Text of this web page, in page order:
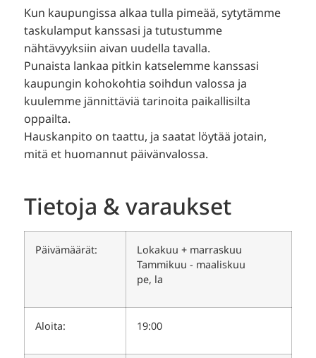
Kun kaupungissa alkaa tulla pimeää, sytytämme
taskulamput kanssasi ja tutustumme
nähtävyyksiin aivan uudella tavalla.
Punaista lankaa pitkin katselemme kanssasi
kaupungin kohokohtia soihdun valossa ja
kuulemme jännittäviä tarinoita paikallisilta
oppailta.
Hauskanpito on taattu, ja saatat löytää jotain,
mitä et huomannut päivänvalossa.
Tietoja & varaukset
Päivämäärät:
Lokakuu + marraskuu
Tammikuu - maaliskuu
pe, la
Aloita: 19:00